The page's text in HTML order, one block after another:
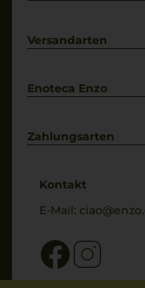
Kontakt
Versandarten
Enoteca Enzo
Bewertungs-
Zahlungsarten
Kontakt
E-Mail: